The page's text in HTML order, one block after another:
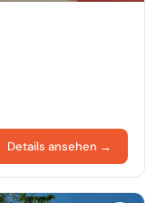
Details ansehen →